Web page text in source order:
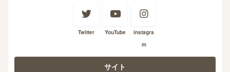
Twitter YouTube
instagra
m